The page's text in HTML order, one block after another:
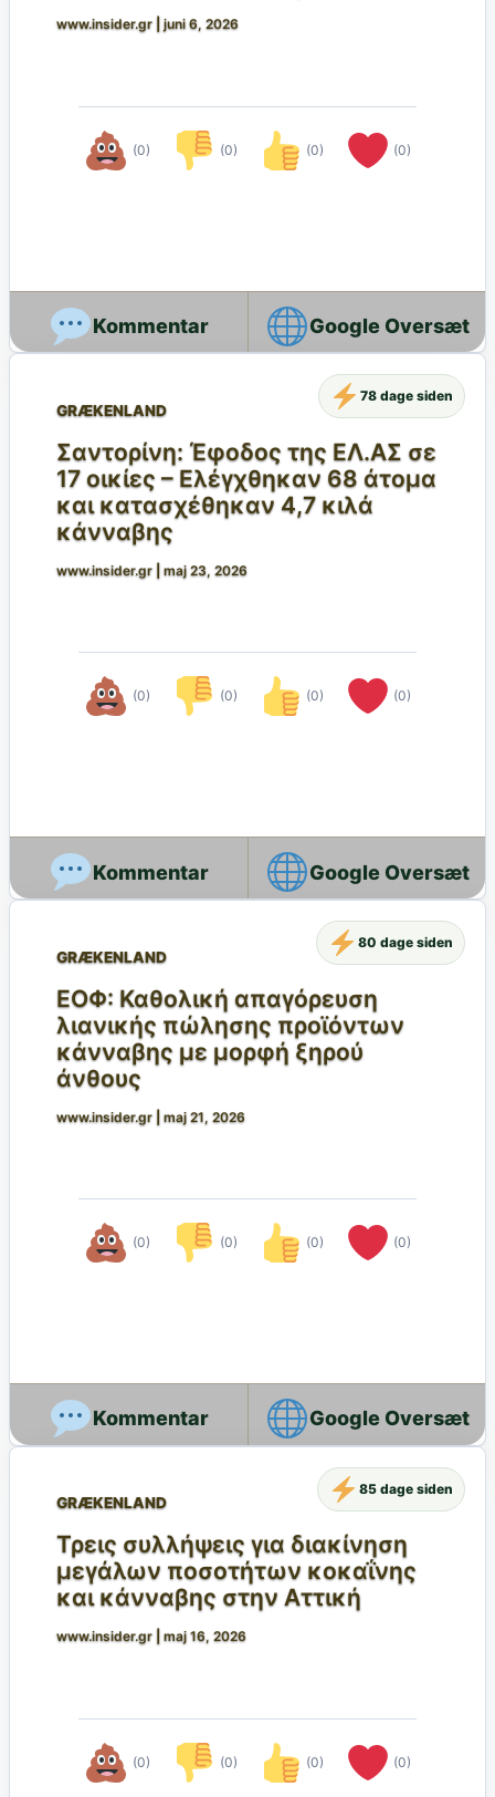
www.insider.gr juni 6, 2026
(0) (0) (0) (0)
Google Oversæt
GRÆKENLAND
Σαντορίνη: Έφοδος της ΕΛ.ΑΣ σε
17 οικίες – Ελέγχθηκαν 68 άτομα
και κατασχέθηκαν 4,7 κιλά
κάνναβης
www.insider.gr maj 23, 2026
(0) (0) (0) (0)
78 dage siden
Google Oversæt
GRÆKENLAND
ΕΟΦ: Καθολική απαγόρευση
λιανικής πώλησης προϊόντων
κάνναβης με μορφή ξηρού
άνθους
www.insider.gr maj 21, 2026
(0) (0) (0) (0)
80 dage siden
Google Oversæt
GRÆKENLAND
Τρεις συλλήψεις για διακίνηση
μεγάλων ποσοτήτων κοκαΐνης
και κάνναβης στην Αττική
www.insider.gr maj 16, 2026
(0) (0) (0) (0)
85 dage siden